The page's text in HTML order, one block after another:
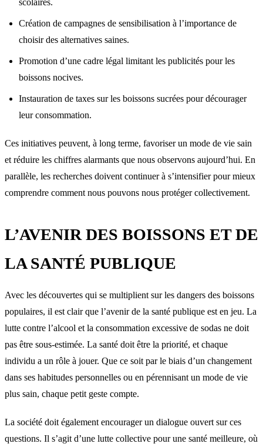
Création de campagnes de sensibilisation à l’importance de
choisir des alternatives saines.
Promotion d’une cadre légal limitant les publicités pour les
boissons nocives.
Instauration de taxes sur les boissons sucrées pour décourager
leur consommation.
Ces initiatives peuvent, à long terme, favoriser un mode de vie sain
et réduire les chiffres alarmants que nous observons aujourd’hui. En
parallèle, les recherches doivent continuer à s’intensifier pour mieux
comprendre comment nous pouvons nous protéger collectivement.
L’AVENIR DES BOISSONS ET DE
LA SANTÉ PUBLIQUE
Avec les découvertes qui se multiplient sur les dangers des boissons
populaires, il est clair que l’avenir de la santé publique est en jeu. La
lutte contre l’alcool et la consommation excessive de sodas ne doit
pas être sous-estimée. La santé doit être la priorité, et chaque
individu a un rôle à jouer. Que ce soit par le biais d’un changement
dans ses habitudes personnelles ou en pérennisant un mode de vie
plus sain, chaque petit geste compte.
La société doit également encourager un dialogue ouvert sur ces
questions. Il s’agit d’une lutte collective pour une santé meilleure, où